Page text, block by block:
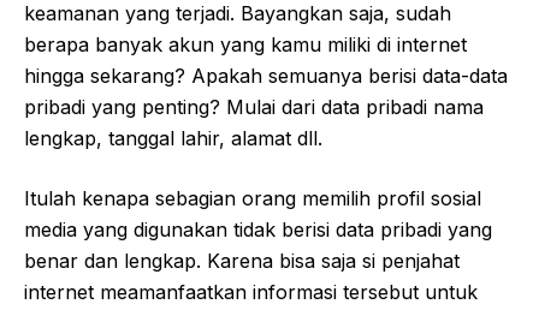
keamanan yang terjadi. Bayangkan saja, sudah
berapa banyak akun yang kamu miliki di internet
hingga sekarang? Apakah semuanya berisi data-data
pribadi yang penting? Mulai dari data pribadi nama
lengkap, tanggal lahir, alamat dll.
Itulah kenapa sebagian orang memilih profil sosial
media yang digunakan tidak berisi data pribadi yang
benar dan lengkap. Karena bisa saja si penjahat
internet meamanfaatkan informasi tersebut untuk